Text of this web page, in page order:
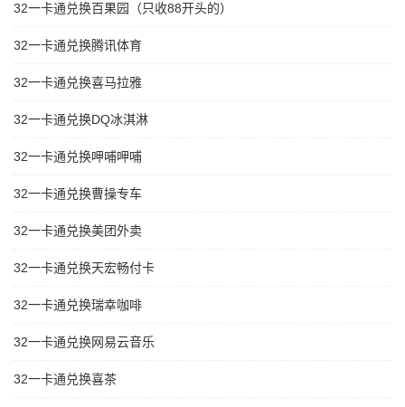
32一卡通兑换百果园（只收88开头的）
32一卡通兑换腾讯体育
32一卡通兑换喜马拉雅
32一卡通兑换DQ冰淇淋
32一卡通兑换呷哺呷哺
32一卡通兑换曹操专车
32一卡通兑换美团外卖
32一卡通兑换天宏畅付卡
32一卡通兑换瑞幸咖啡
32一卡通兑换网易云音乐
32一卡通兑换喜茶